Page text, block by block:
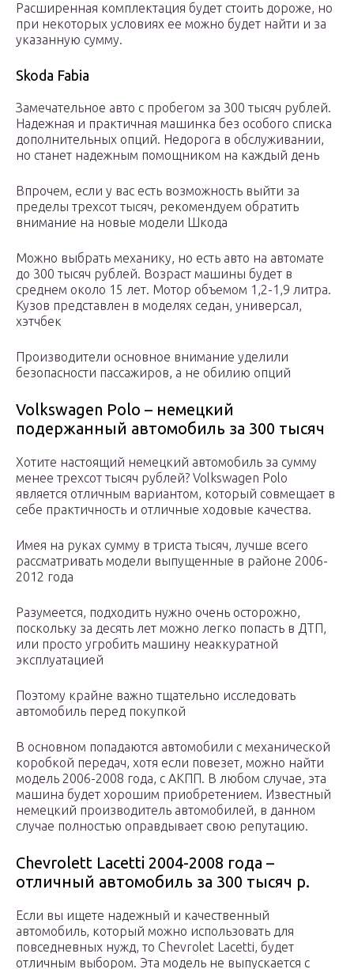
Расширенная комплектация будет стоить дороже, но
при некоторых условиях ее можно будет найти и за
указанную сумму.
Skoda Fabia
Замечательное авто с пробегом за 300 тысяч рублей.
Надежная и практичная машинка без особого списка
дополнительных опций. Недорога в обслуживании,
но станет надежным помощником на каждый день
Впрочем, если у вас есть возможность выйти за
пределы трехсот тысяч, рекомендуем обратить
внимание на новые модели Шкода
Можно выбрать механику, но есть авто на автомате
до 300 тысяч рублей. Возраст машины будет в
среднем около 15 лет. Мотор объемом 1,2-1,9 литра.
Кузов представлен в моделях седан, универсал,
хэтчбек
Производители основное внимание уделили
безопасности пассажиров, а не обилию опций
Volkswagen Polo – немецкий
подержанный автомобиль за 300 тысяч
Хотите настоящий немецкий автомобиль за сумму
менее трехсот тысяч рублей? Volkswagen Polo
является отличным вариантом, который совмещает в
себе практичность и отличные ходовые качества.
Имея на руках сумму в триста тысяч, лучше всего
рассматривать модели выпущенные в районе 2006-
2012 года
Разумеется, подходить нужно очень осторожно,
поскольку за десять лет можно легко попасть в ДТП,
или просто угробить машину неаккуратной
эксплуатацией
Поэтому крайне важно тщательно исследовать
автомобиль перед покупкой
В основном попадаются автомобили с механической
коробкой передач, хотя если повезет, можно найти
модель 2006-2008 года, с АКПП. В любом случае, эта
машина будет хорошим приобретением. Известный
немецкий производитель автомобилей, в данном
случае полностью оправдывает свою репутацию.
Chevrolett Lacetti 2004-2008 года –
отличный автомобиль за 300 тысяч р.
Если вы ищете надежный и качественный
автомобиль, который можно использовать для
повседневных нужд, то Chevrolet Lacetti, будет
отличным выбором. Эта модель не выпускается с